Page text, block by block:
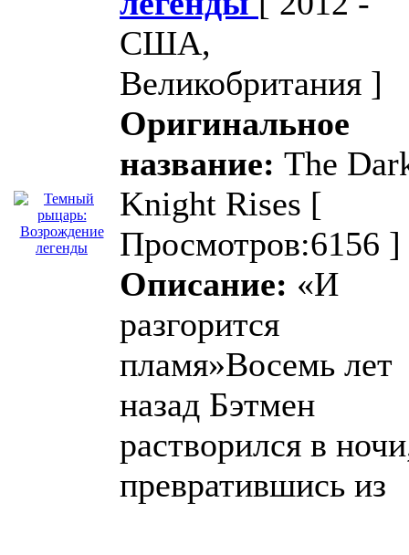
США,
Великобритания ]
Оригинальное
название: The
Knight Rises [
Просмотров:6156 ]
Описание: «И
разгорится
пламя»Восемь лет
назад Бэтмен
растворился в
превратившись из